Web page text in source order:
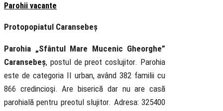
Parohii vacante
Protopopiatul Caransebeș
Parohia „Sfântul Mare Mucenic Gheorghe”
Caransebeș, postul de preot coslujitor. Parohia
este de categoria II urban, având 382 familii cu
866 credincioşi. Are biserică dar nu are casă
parohială pentru preotul slujitor. Adresa: 325400